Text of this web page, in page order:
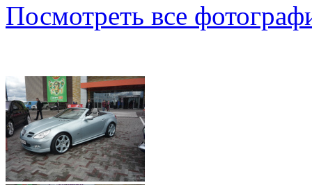
Посмотреть все